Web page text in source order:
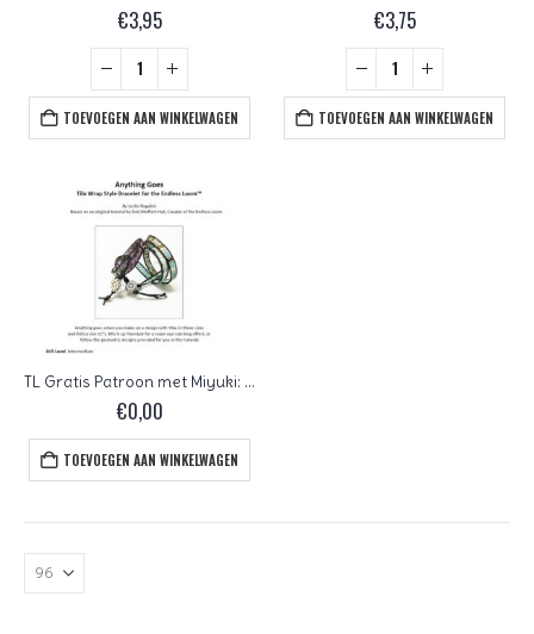
€3,95
TOEVOEGEN AAN WINKELWAGEN
€3,75
TOEVOEGEN AAN WINKELWAGEN
TL Gratis Patroon met Miyuki: Tila, Half Tila, Quarter Tila of Endless Loom: Anything Goes
€0,00
TOEVOEGEN AAN WINKELWAGEN